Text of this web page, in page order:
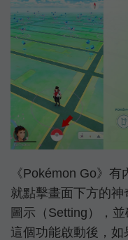
《Pokémon Go》
就點擊畫面下方的
圖示（Setting），
這個功能啟動後，